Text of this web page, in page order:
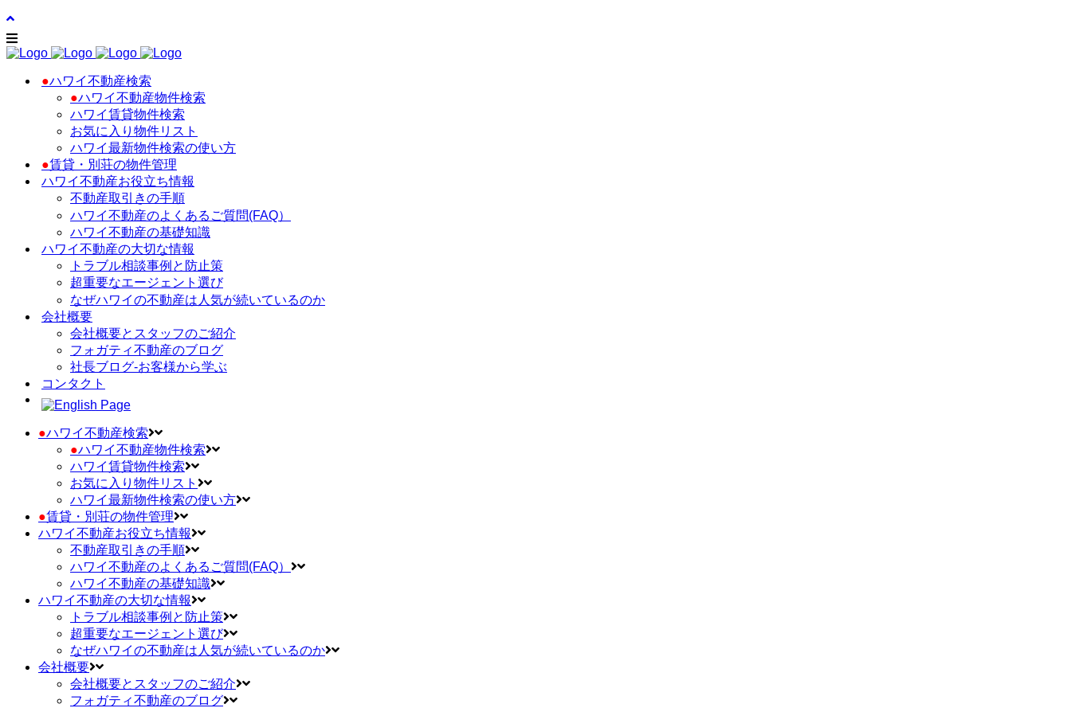
●ハワイ不動産検索
●ハワイ不動産物件検索
ハワイ賃貸物件検索
お気に入り物件リスト
ハワイ最新物件検索の使い方
●賃貸・別荘の物件管理
ハワイ不動産お役立ち情報
不動産取引きの手順
ハワイ不動産のよくあるご質問(FAQ）
ハワイ不動産の基礎知識
ハワイ不動産の大切な情報
トラブル相談事例と防止策
超重要なエージェント選び
なぜハワイの不動産は人気が続いているのか
会社概要
会社概要とスタッフのご紹介
フォガティ不動産のブログ
社長ブログ-お客様から学ぶ
コンタクト
●ハワイ不動産検索
●ハワイ不動産物件検索
ハワイ賃貸物件検索
お気に入り物件リスト
ハワイ最新物件検索の使い方
●賃貸・別荘の物件管理
ハワイ不動産お役立ち情報
不動産取引きの手順
ハワイ不動産のよくあるご質問(FAQ）
ハワイ不動産の基礎知識
ハワイ不動産の大切な情報
トラブル相談事例と防止策
超重要なエージェント選び
なぜハワイの不動産は人気が続いているのか
会社概要
会社概要とスタッフのご紹介
フォガティ不動産のブログ